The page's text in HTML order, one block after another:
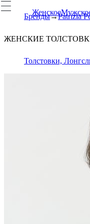
Женское
Бренды Patrizia
ЖЕНСКИЕ ТОЛСТОВКИ
Толстовки,